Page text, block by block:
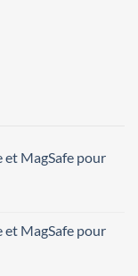
MagSafe pour
MagSafe pour